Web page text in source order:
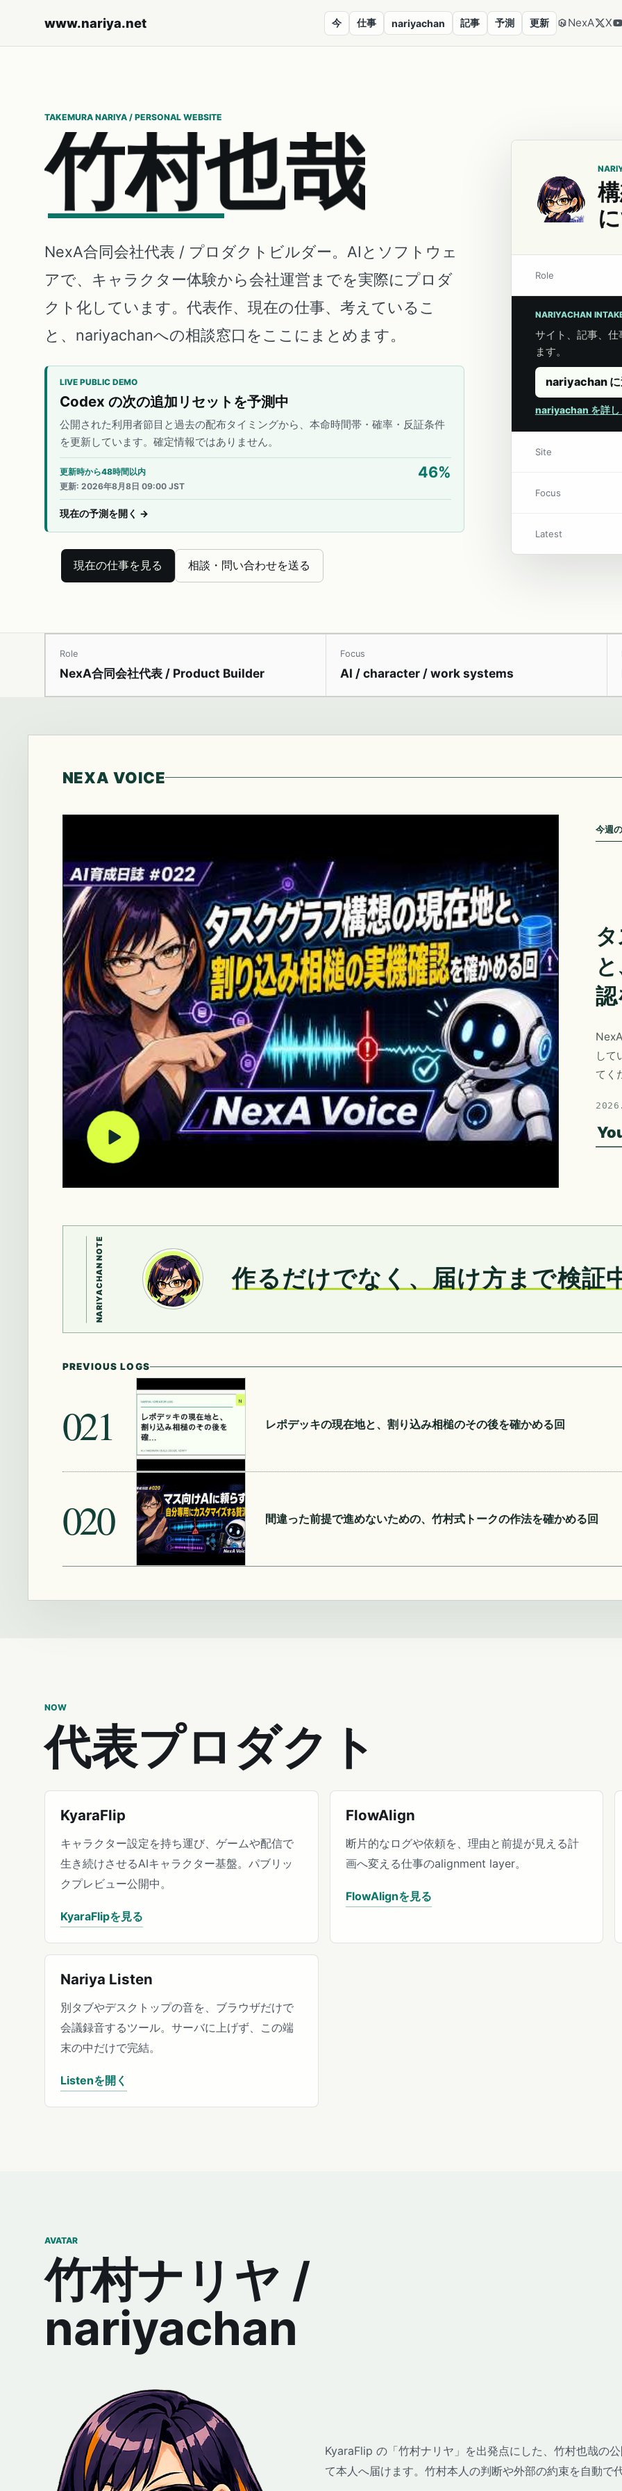
www.nariya.net 今 仕事 nariyachan 記事 予測 更新 NexA X
TAKEMURA NARIYA / PERSONAL WEBSITE
竹村也哉
NexA合同会社代表 / プロダクトビルダー。AIとソフトウェ
アで、キャラクター体験から会社運営までを実際にプロダ
クト化しています。代表作、現在の仕事、考えているこ
と、nariyachanへの相談窓口をここにまとめます。
LIVE PUBLIC DEMO
Codex の次の追加リセットを予測中
公開された利用者節目と過去の配布タイミングから、本命時間帯・確率・反証条件
を更新しています。確定情報ではありません。
更新時から48時間以内 46%
更新: 2026年8月8日 09:00 JST
現在の予測を開く →
現在の仕事を見る 相談・問い合わせを送る
Role
NARIYACHAN
サイト、記事、
ます。
nariyachan に
nariyachan を詳し
Site
Focus
Latest
Role
NexA合同会社代表 / Product Builder
Focus
AI / character / work systems
NEXA VOICE
今週
認
して
てく
NARIYACHAN NOTE 作るだけでなく、届け方まで検証
PREVIOUS LOGS
021 レポデッキの現在地と、割り込み相槌のその後を確かめる回
020 間違った前提で進めないための、竹村式トークの作法を確かめる回
NOW
代表プロダクト
KyaraFlip
キャラクター設定を持ち運び、ゲームや配信で
生き続けさせるAIキャラクター基盤。パブリッ
クプレビュー公開中。
KyaraFlipを見る
FlowAlign
断片的なログや依頼を、理由と前提が見える計
画へ変える仕事のalignment layer。
FlowAlignを見る
Nariya Listen
別タブやデスクトップの音を、ブラウザだけで
会議録音するツール。サーバに上げず、この端
末の中だけで完結。
Listenを開く
AVATAR
竹村ナリヤ /
nariyachan
KyaraFlip の「竹村ナリヤ」を出発点にした、竹村也哉の
て本人へ届けます。竹村本人の判断や外部の約束を自動で